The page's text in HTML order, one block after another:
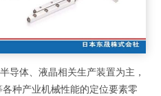
体、液晶相关生产装置为主，
种产业机械性能的定位要素零